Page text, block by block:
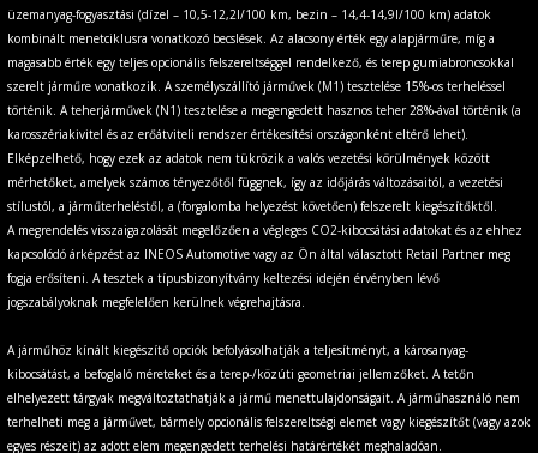
üzemanyag-fogyasztási (dízel – 10,5-12,2l/100 km, bezin – 14,4-14,9l/100 km) adatok
kombinált menetciklusra vonatkozó becslések. Az alacsony érték egy alapjárműre, míg a
magasabb érték egy teljes opcionális felszereltséggel rendelkező, és terep gumiabroncsokkal
szerelt járműre vonatkozik. A személyszállító járművek (M1) tesztelése 15%-os terheléssel
történik. A teherjárművek (N1) tesztelése a megengedett hasznos teher 28%-ával történik (a
karosszériakivitel és az erőátviteli rendszer értékesítési országonként eltérő lehet).
Elképzelhető, hogy ezek az adatok nem tükrözik a valós vezetési körülmények között
mérhetőket, amelyek számos tényezőtől függnek, így az időjárás változásaitól, a vezetési
stílustól, a járműterheléstől, a (forgalomba helyezést követően) felszerelt kiegészítőktől.
A megrendelés visszaigazolását megelőzően a végleges CO2-kibocsátási adatokat és az ehhez
kapcsolódó árképzést az INEOS Automotive vagy az Ön által választott Retail Partner meg
fogja erősíteni. A tesztek a típusbizonyítvány keltezési idején érvényben lévő
jogszabályoknak megfelelően kerülnek végrehajtásra.
A járműhöz kínált kiegészítő opciók befolyásolhatják a teljesítményt, a károsanyag-
kibocsátást, a befoglaló méreteket és a terep-/közúti geometriai jellemzőket. A tetőn
elhelyezett tárgyak megváltoztathatják a jármű menettulajdonságait. A járműhasználó nem
terhelheti meg a járművet, bármely opcionális felszereltségi elemet vagy kiegészítőt (vagy azok
egyes részeit) az adott elem megengedett terhelési határértékét meghaladóan.